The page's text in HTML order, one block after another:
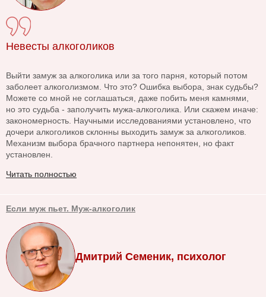
Невесты алкоголиков
Выйти замуж за алкоголика или за того парня, который потом
заболеет алкоголизмом. Что это? Ошибка выбора, знак судьбы?
Можете со мной не соглашаться, даже побить меня камнями,
но это судьба - заполучить мужа-алкоголика. Или скажем иначе:
закономерность. Научными исследованиями установлено, что
дочери алкоголиков склонны выходить замуж за алкоголиков.
Механизм выбора брачного партнера непонятен, но факт
установлен.
Читать полностью
Если муж пьет. Муж-алкоголик
Дмитрий Семеник, психолог